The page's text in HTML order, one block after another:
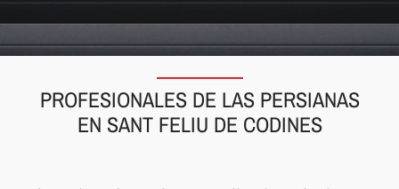
Automatización
Persianas
Quiénes somos
Presupuesto
PROFESIONALES DE LAS PERSIANAS
EN SANT FELIU DE CODINES